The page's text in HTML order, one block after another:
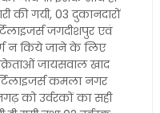
की गयी, 03 दुकानदारों
जगदीशपुर एवं
न किये जाने के लिए
जायसवाल खाद
कमला नगर
को उर्वरकों का सही